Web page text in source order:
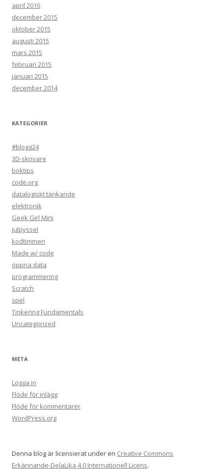
april 2016
december 2015
oktober 2015
augusti 2015
mars 2015
februari 2015
januari 2015
december 2014
KATEGORIER
#blogg24
3D-skrivare
boktips
code.org
datalogiskt tänkande
elektronik
Geek Girl Mini
julpyssel
kodtimmen
Made w/ code
öppna data
programmering
Scratch
spel
Tinkering Fundamentals
Uncategorized
META
Logga in
Flöde för inlägg
Flöde för kommentarer
WordPress.org
Denna blog är licensierat under en Creative Commons
Erkännande-DelaLika 4.0 Internationell Licens.